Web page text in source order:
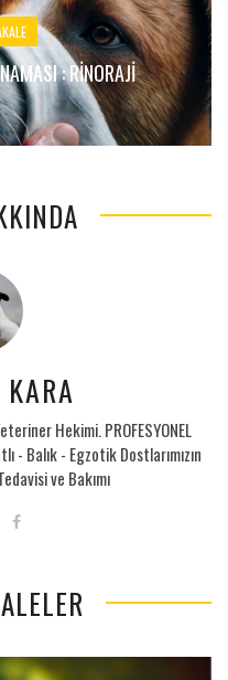
: RİNORAJİ
Hekimi. PROFESYONEL
- Balık - Egzotik Dostlarımızın
ve Bakımı